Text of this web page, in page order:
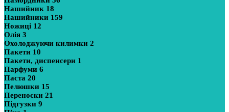
Нашийник 18
Нашийники 159
Ножиці 12
Олія 3
Охолоджуючи килимки 2
Пакети 10
Пакети, диспенсери 1
Парфуми 6
Паста 20
Пелюшки 15
Переноски 21
Підгузки 9